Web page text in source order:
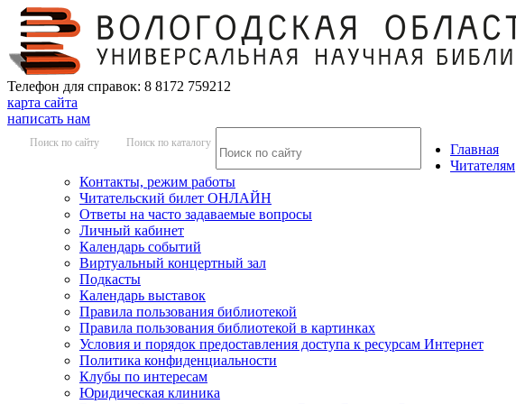
Телефон для справок: 8 8172 759212
карта сайта
написать нам
Поиск по сайту Поиск по каталогу
Главная
Читателям
Контакты, режим работы
Читательский билет ОНЛАЙН
Ответы на часто задаваемые вопросы
Личный кабинет
Календарь событий
Виртуальный концертный зал
Подкасты
Календарь выставок
Правила пользования библиотекой
Правила пользования библиотекой в картинках
Условия и порядок предоставления доступа к ресурсам Интернет
Политика конфиденциальности
Клубы по интересам
Юридическая клиника